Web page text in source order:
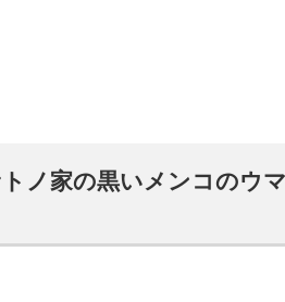
ノ家の黒いメンコのウ